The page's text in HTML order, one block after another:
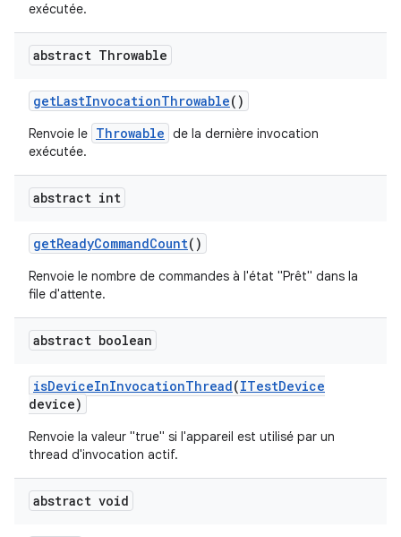
exécutée.
abstract Throwable
getLastInvocationThrowable()
Renvoie le Throwable de la dernière invocation
exécutée.
abstract int
getReadyCommandCount()
Renvoie le nombre de commandes à l'état "Prêt" dans la
file d'attente.
abstract boolean
isDeviceInInvocationThread(ITestDevice
device)
Renvoie la valeur "true" si l'appareil est utilisé par un
thread d'invocation actif.
abstract void